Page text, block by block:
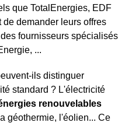
que TotalEnergies, EDF
demander leurs offres
fournisseurs spécialisés
...
ils distinguer
standard ? L'électricité
renouvelables
géothermie, l'éolien... Ce